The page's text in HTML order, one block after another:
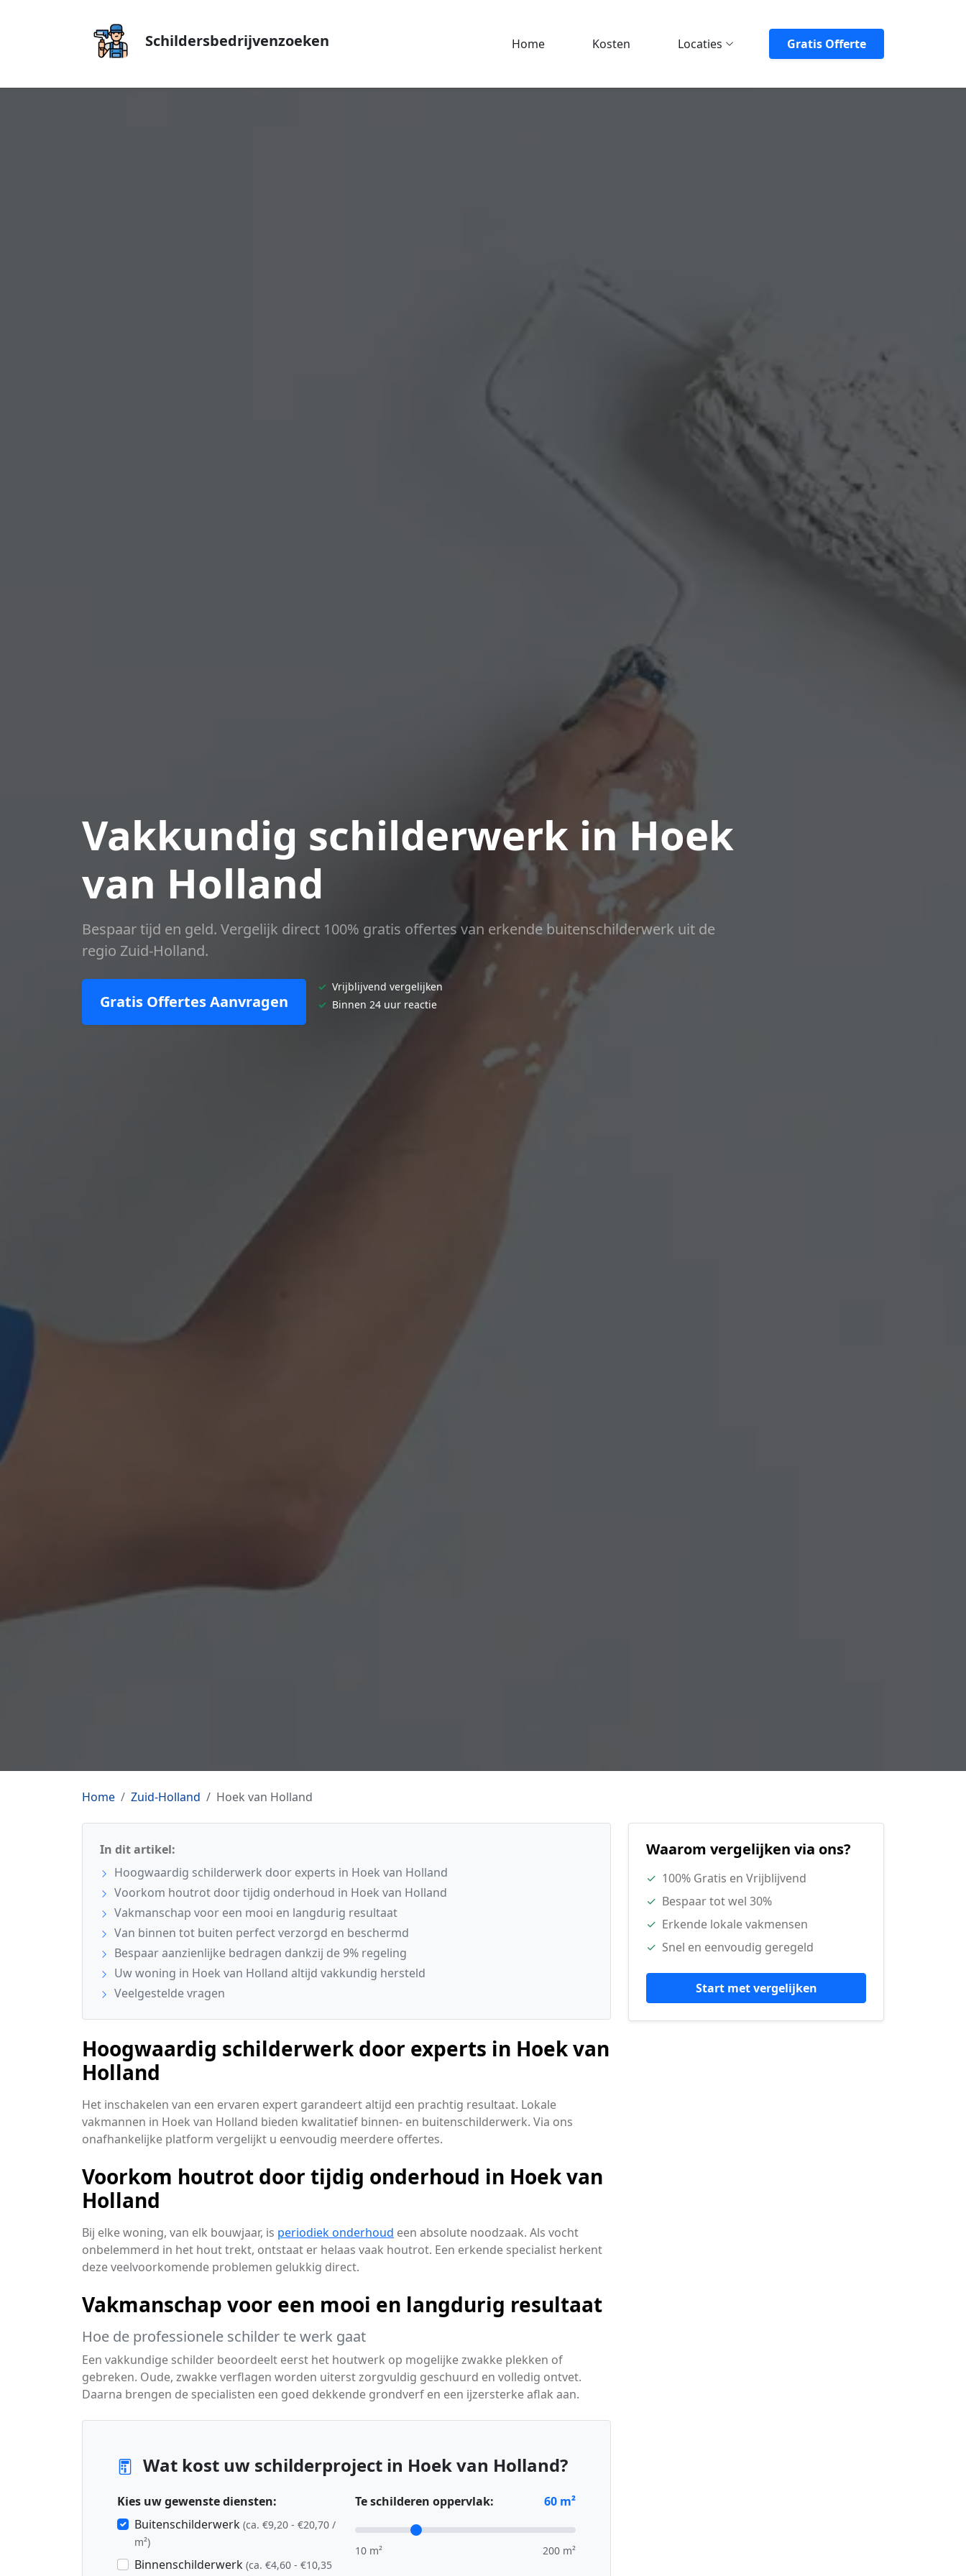
Schildersbedrijvenzoeken Home Kosten Locaties Gratis Offerte
Vakkundig schilderwerk in Hoek
van Holland
Bespaar tijd en geld. Vergelijk direct 100% gratis offertes van erkende buitenschilderwerk uit de
regio Zuid-Holland.
Gratis Offertes Aanvragen
✓ Vrijblijvend vergelijken
✓ Binnen 24 uur reactie
Home Zuid-Holland Hoek van Holland
In dit artikel:
Hoogwaardig schilderwerk door experts in Hoek van Holland
Voorkom houtrot door tijdig onderhoud in Hoek van Holland
Vakmanschap voor een mooi en langdurig resultaat
Van binnen tot buiten perfect verzorgd en beschermd
Bespaar aanzienlijke bedragen dankzij de 9% regeling
Uw woning in Hoek van Holland altijd vakkundig hersteld
Veelgestelde vragen
Hoogwaardig schilderwerk door experts in Hoek van
Holland
Het inschakelen van een ervaren expert garandeert altijd een prachtig resultaat. Lokale
vakmannen in Hoek van Holland bieden kwalitatief binnen- en buitenschilderwerk. Via ons
onafhankelijke platform vergelijkt u eenvoudig meerdere offertes.
Voorkom houtrot door tijdig onderhoud in Hoek van
Holland
Bij elke woning, van elk bouwjaar, is periodiek onderhoud een absolute noodzaak. Als vocht
onbelemmerd in het hout trekt, ontstaat er helaas vaak houtrot. Een erkende specialist herkent
deze veelvoorkomende problemen gelukkig direct.
Vakmanschap voor een mooi en langdurig resultaat
Hoe de professionele schilder te werk gaat
Een vakkundige schilder beoordeelt eerst het houtwerk op mogelijke zwakke plekken of
gebreken. Oude, zwakke verflagen worden uiterst zorgvuldig geschuurd en volledig ontvet.
Daarna brengen de specialisten een goed dekkende grondverf en een ijzersterke aflak aan.
Wat kost uw schilderproject in Hoek van Holland?
Kies uw gewenste diensten:
Buitenschilderwerk (ca. €9,20 - €20,70 /
m²)
Binnenschilderwerk (ca. €4,60 - €10,35
Te schilderen oppervlak: 60 m²
10 m² 200 m²
Waarom vergelijken via ons?
✓ 100% Gratis en Vrijblijvend
✓ Bespaar tot wel 30%
✓ Erkende lokale vakmensen
✓ Snel en eenvoudig geregeld
Start met vergelijken